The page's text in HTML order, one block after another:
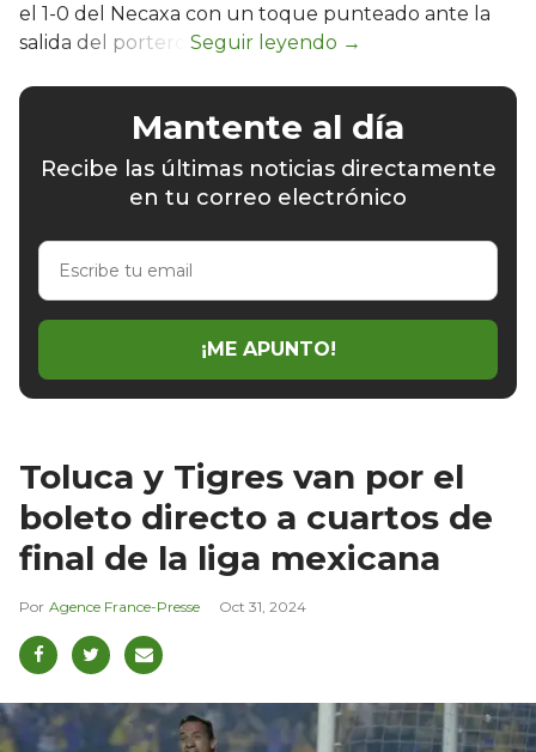
el 1-0 del Necaxa con un toque punteado ante la
salida del portero.
Mantente al día
Recibe las últimas noticias directamente
en tu correo electrónico
Escribe
email
¡ME APUNTO!
Toluca y Tigres van por el
boleto directo a cuartos de
final de la liga mexicana
Agence France-Presse Oct 31, 2024